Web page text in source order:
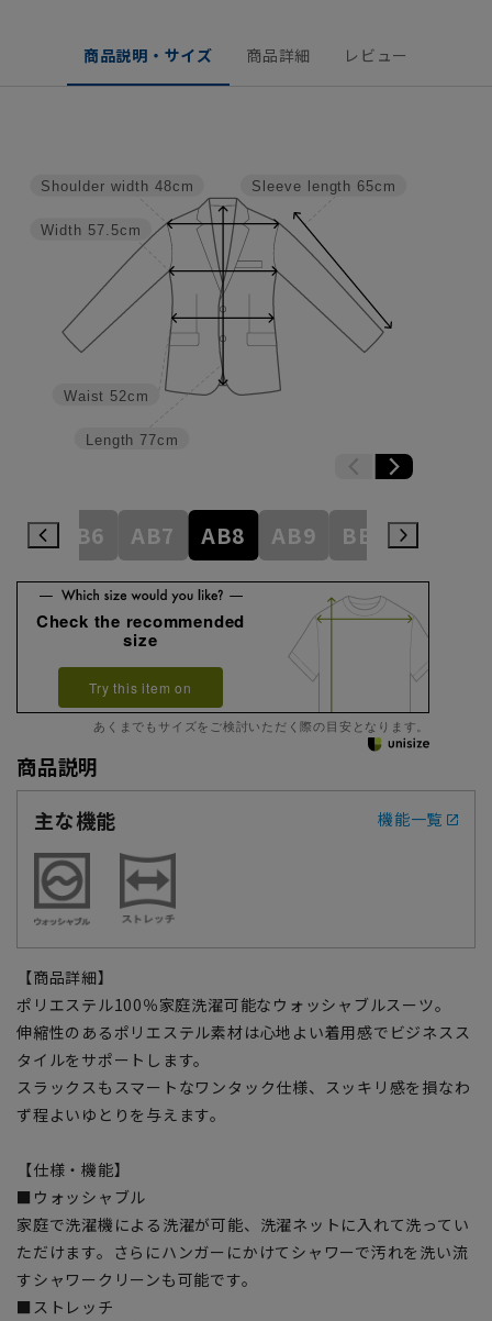
商品説明・サイズ 商品詳細 レビュー
Sleeve length 65cm
Length 77cm
Waist 52cm
Width 57.5cm
Shoulder width 48cm
AB6 AB7 AB8 AB9 BE3 BE4
Check the recommended
size
Try this item on
あくまでもサイズをご検討いただく際の目安となります。
商品説明
主な機能
機能一覧
【商品詳細】
ポリエステル100％家庭洗濯可能なウォッシャブルスーツ。
伸縮性のあるポリエステル素材は心地よい着用感でビジネスス
タイルをサポートします。
スラックスもスマートなワンタック仕様、スッキリ感を損なわ
ず程よいゆとりを与えます。
【仕様・機能】
■ウォッシャブル
家庭で洗濯機による洗濯が可能、洗濯ネットに入れて洗ってい
ただけます。さらにハンガーにかけてシャワーで汚れを洗い流
すシャワークリーンも可能です。
■ストレッチ